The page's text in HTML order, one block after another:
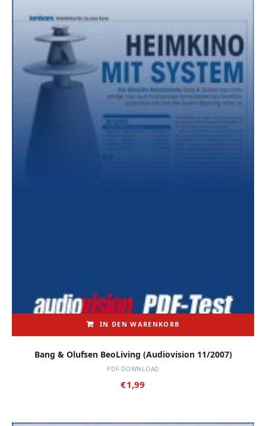
IN DEN WARENKORB
Bang & Olufsen BeoLiving (audiovision 11/2007)
PDF-DOWNLOAD
€1,99